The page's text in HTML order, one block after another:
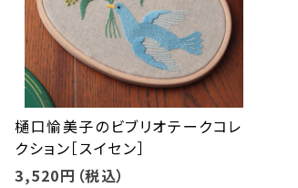
樋口愉美子のビブリオテークコレ
クション［スイセン］
3,520円（税込）